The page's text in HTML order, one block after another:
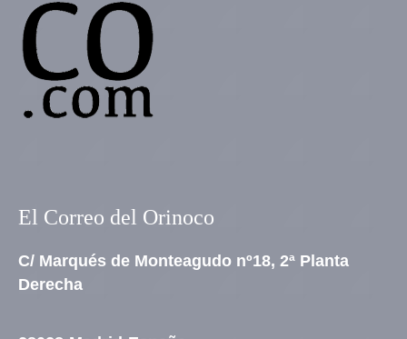
El Correo del Orinoco
C/ Marqués de Monteagudo nº18, 2ª Planta
Derecha